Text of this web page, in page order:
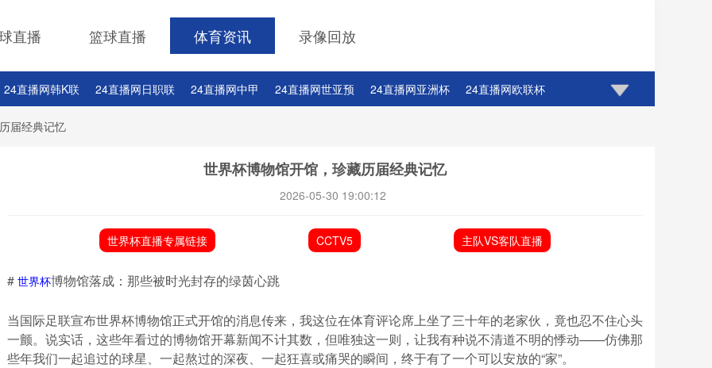
直播 篮球直播 体育资讯 录像回放
24直播网韩K联 24直播网日职联 24直播网中甲 24直播网世亚预 24直播网亚洲杯 24直播网欧联杯
直播网西甲
届经典记忆
世界杯博物馆开馆，珍藏历届经典记忆
2026-05-30 19:00:12
世界杯直播专属链接 CCTV5 主队VS客队直播
# 世界杯博物馆落成：那些被时光封存的绿茵心跳
当国际足联宣布世界杯博物馆正式开馆的消息传来，我这位在体育评论席上坐了三十年的老家伙，竟也忍不住心头
一颤。说实话，这些年看过的博物馆开幕新闻不计其数，但唯独这一则，让我有种说不清道不明的悸动——仿佛那
些年我们一起追过的球星、一起熬过的深夜、一起狂喜或痛哭的瞬间，终于有了一个可以安放的“家”。